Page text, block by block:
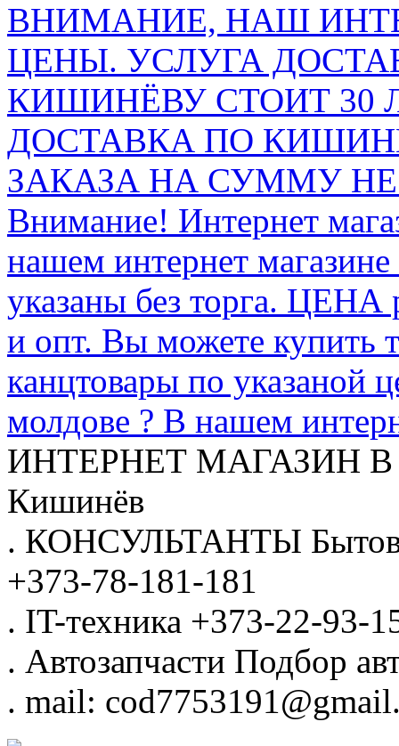
ВНИМАНИЕ, НАШ
ЦЕНЫ. УСЛУГА
КИШИНЁВУ СТОИТ 30
ДОСТАВКА ПО
ЗАКАЗА НА СУММУ НЕ
Внимание! Интернет
нашем интернет
указаны без торга.
и опт. Вы можете купить
канцтовары по указаной
молдове ? В нашем
ИНТЕРНЕТ МАГАЗИН
Кишинёв
. КОНСУЛЬТАНТЫ
+373-78-181-181
. IT-техника +373-22-93-
. Автозапчасти Подбор
. mail: